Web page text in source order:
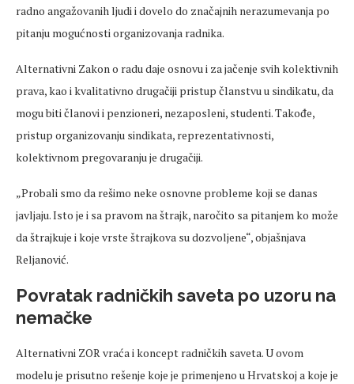
radno angažovanih ljudi i dovelo do značajnih nerazumevanja po
pitanju mogućnosti organizovanja radnika.
Alternativni Zakon o radu daje osnovu i za jačenje svih kolektivnih
prava, kao i kvalitativno drugačiji pristup članstvu u sindikatu, da
mogu biti članovi i penzioneri, nezaposleni, studenti. Takođe,
pristup organizovanju sindikata, reprezentativnosti,
kolektivnom pregovaranju je drugačiji.
„Probali smo da rešimo neke osnovne probleme koji se danas
javljaju. Isto je i sa pravom na štrajk, naročito sa pitanjem ko može
da štrajkuje i koje vrste štrajkova su dozvoljene“, objašnjava
Reljanović.
Povratak radničkih saveta po uzoru na
nemačke
Alternativni ZOR vraća i koncept radničkih saveta. U ovom
modelu je prisutno rešenje koje je primenjeno u Hrvatskoj a koje je